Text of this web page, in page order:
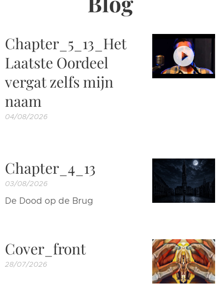
Chapter_5_13_Het
Laatste Oordeel
vergat zelfs mijn
naam
04/08/2026
Chapter_4_13
03/08/2026
De Dood op de Brug
Cover_front
28/07/2026